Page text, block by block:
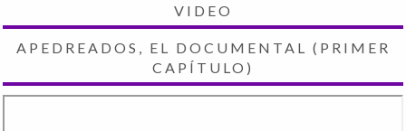
VIDEO
APEDREADOS, EL DOCUMENTAL (PRIMER
CAPÍTULO)